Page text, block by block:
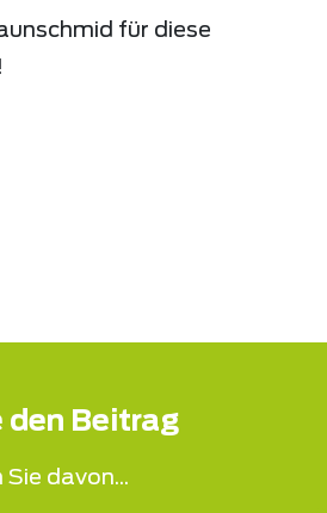
für diese
den Beitrag
Sie davon...